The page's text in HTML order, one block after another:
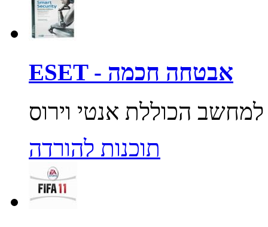
ESET - אבטחה חכמה
תוכנות להורדה